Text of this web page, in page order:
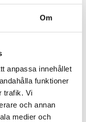
Om
anpassa innehållet
funktioner
trafik. Vi
och annan
medier och